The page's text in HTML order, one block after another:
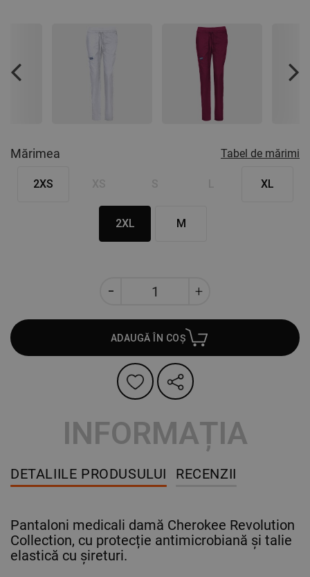
Mărimea Tabel de mărimi
2XS XL
2XL M
ADAUGĂ ÎN COȘ
INFORMAȚIA
DETALIILE PRODUSULUI RECENZII
Pantaloni medicali damă Cherokee Revolution
Collection, cu protecție antimicrobiană și talie
elastică cu șireturi.